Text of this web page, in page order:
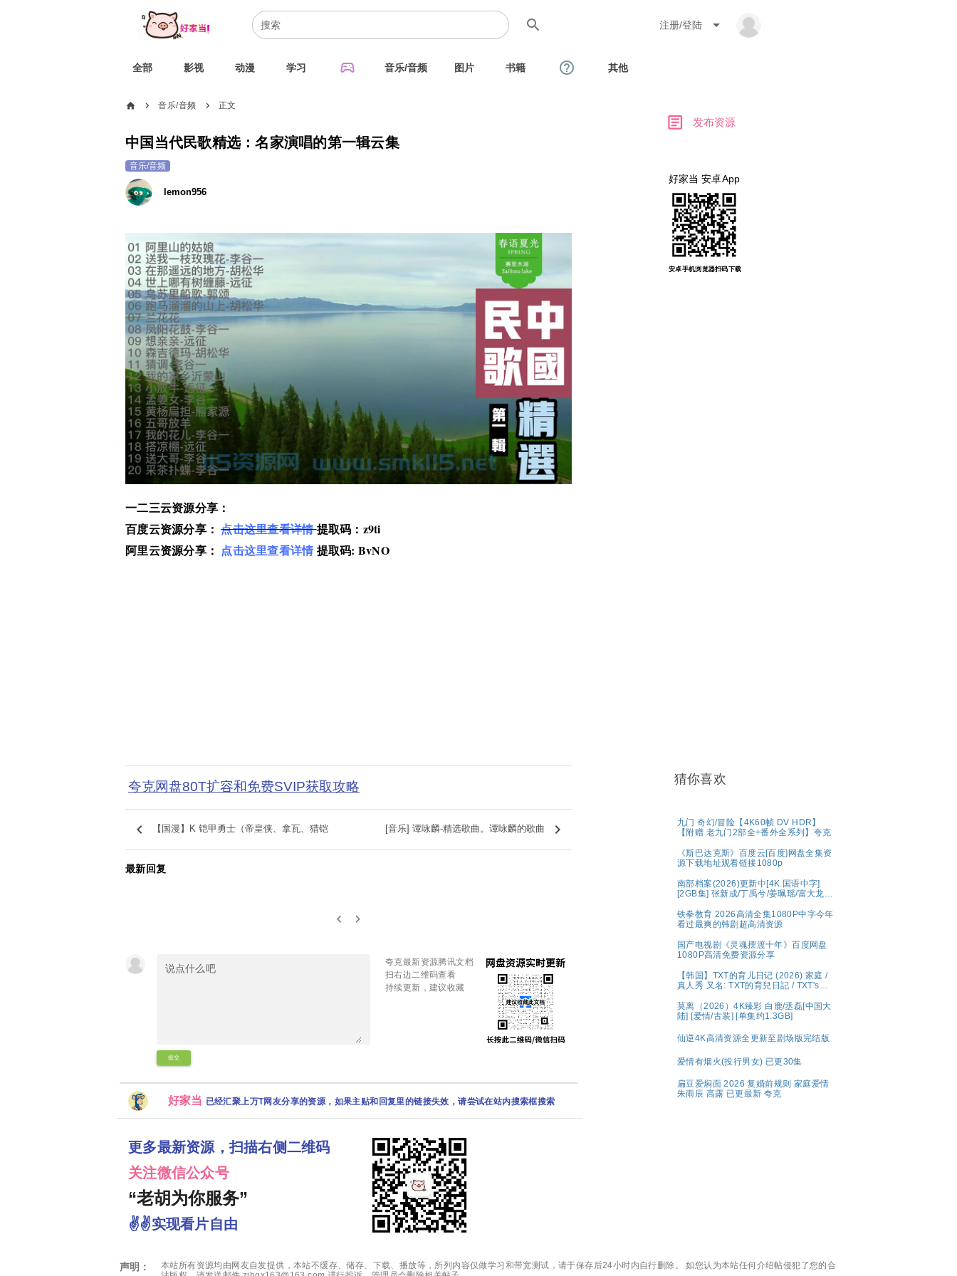
search 注册/登陆 arrow_drop_down
全部 影视 动漫 学习 sports_esports 音乐/音频 图片 书籍 help_outline 其他
home chevron_right 音乐/音频 chevron_right 正文
中国当代民歌精选：名家演唱的第一辑云集
音乐/音频
lemon956
一二三云资源分享：
百度云资源分享：点击这里查看详情提取码：z9ti
阿里云资源分享： 点击这里查看详情 提取码: BvNO
夸克网盘80T扩容和免费SVIP获取攻略
keyboard_arrow_left 【国漫】K 铠甲勇士（帝皇侠、拿瓦、猎铠 [音乐] 谭咏麟-精选歌曲。谭咏麟的歌曲 keyboard_arrow_right
最新回复
keyboard_arrow_left keyboard_arrow_right
提交
夸克最新资源腾讯文档
扫右边二维码查看
持续更新，建议收藏
好家当 已经汇聚上万T网友分享的资源，如果主贴和回复里的链接失效，请尝试在站内搜索框搜索
更多最新资源，扫描右侧二维码
关注微信公众号
“老胡为你服务”
✌✌实现看片自由
article 发布资源
好家当 安卓App
安卓手机浏览器扫码下载
猜你喜欢
九门 奇幻/冒险【4K60帧 DV HDR】
【附赠 老九门2部全+番外全系列】夸克
《斯巴达克斯》百度云[百度]网盘全集资
源下载地址观看链接1080p
南部档案(2026)更新中[4K.国语中字]
[2GB集] 张新成/丁禹兮/姜珮瑶/富大龙/
铁拳教育 2026高清全集1080P中字今年
看过最爽的韩剧超高清资源
国产电视剧《灵魂摆渡十年》百度网盘
1080P高清免费资源分享
【韩国】TXT的育儿日记 (2026) 家庭 /
真人秀 又名: TXT的育兒日記 / TXT's
브）将于 5 月 1 日（周五）独家公开宣
布传奇综艺回归的《TXT的育儿日记》
莫离（2026）4K臻彩 白鹿/丞磊[中国大
陆] [爱情/古装] [单集约1.3GB]
仙逆4K高清资源全更新至剧场版完结版
爱情有烟火(投行男女) 已更30集
扁豆爱焖面 2026 复婚前规则 家庭爱情
朱雨辰 高露 已更最新 夸克
声明：
本站所有资源均由网友自发提供，本站不缓存、储存、下载、播放等，所列内容仅做学习和带宽测试，请于保存后24小时内自行删除。 如您认为本站任何介绍帖侵犯了您的合